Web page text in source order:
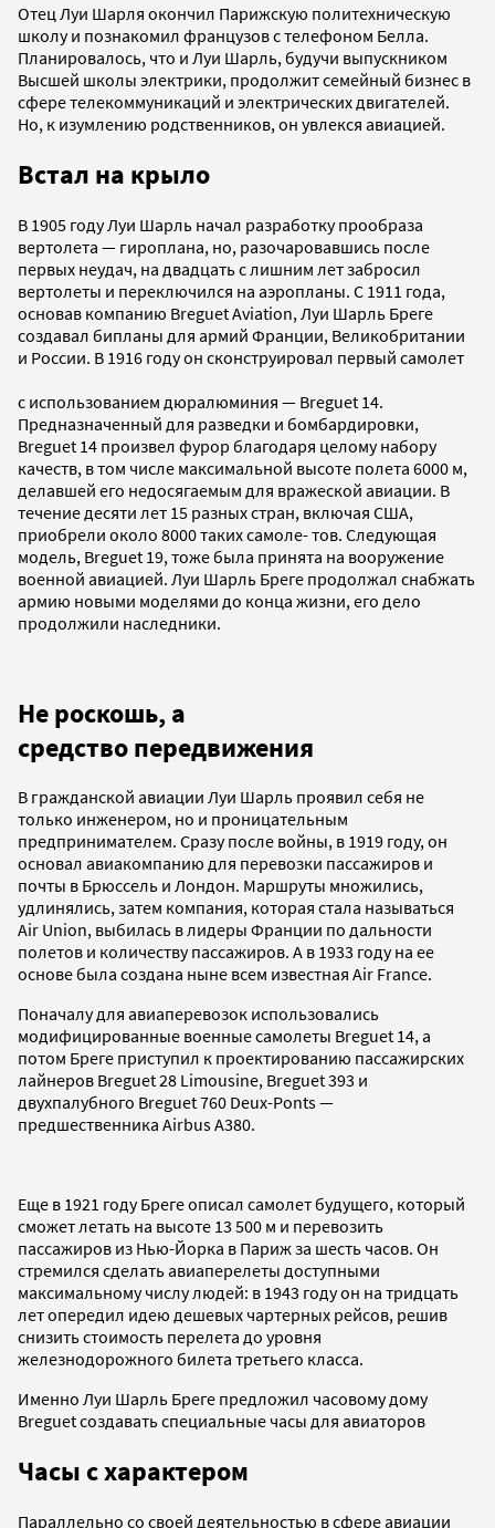
Отец Луи Шарля окончил Парижскую политехническую
школу и познакомил французов с телефоном Белла.
Планировалось, что и Луи Шарль, будучи выпускником
Высшей школы электрики, продолжит семейный бизнес в
сфере телекоммуникаций и электрических двигателей.
Но, к изумлению родственников, он увлекся авиацией.
Встал на крыло
В 1905 году Луи Шарль начал разработку прообраза
вертолета — гироплана, но, разочаровавшись после
первых неудач, на двадцать с лишним лет забросил
вертолеты и переключился на аэропланы. С 1911 года,
основав компанию Breguet Aviation, Луи Шарль Бреге
создавал бипланы для армий Франции, Великобритании
и России. В 1916 году он сконструировал первый самолет
с использованием дюралюминия — Breguet 14.
Предназначенный для разведки и бомбардировки,
Breguet 14 произвел фурор благодаря целому набору
качеств, в том числе максимальной высоте полета 6000 м,
делавшей его недосягаемым для вражеской авиации. В
течение десяти лет 15 разных стран, включая США,
приобрели около 8000 таких самоле- тов. Следующая
модель, Breguet 19, тоже была принята на вооружение
военной авиацией. Луи Шарль Бреге продолжал снабжать
армию новыми моделями до конца жизни, его дело
продолжили наследники.
Не роскошь, а
средство передвижения
В гражданской авиации Луи Шарль проявил себя не
только инженером, но и проницательным
предпринимателем. Сразу после войны, в 1919 году, он
основал авиакомпанию для перевозки пассажиров и
почты в Брюссель и Лондон. Маршруты множились,
удлинялись, затем компания, которая стала называться
Air Union, выбилась в лидеры Франции по дальности
полетов и количеству пассажиров. А в 1933 году на ее
основе была создана ныне всем известная Air France.
Поначалу для авиаперевозок использовались
модифицированные военные самолеты Breguet 14, а
потом Бреге приступил к проектированию пассажирских
лайнеров Breguet 28 Limousine, Breguet 393 и
двухпалубного Breguet 760 Deux-Ponts —
предшественника Airbus A380.
Еще в 1921 году Бреге описал самолет будущего, который
сможет летать на высоте 13 500 м и перевозить
пассажиров из Нью-Йорка в Париж за шесть часов. Он
стремился сделать авиаперелеты доступными
максимальному числу людей: в 1943 году он на тридцать
лет опередил идею дешевых чартерных рейсов, решив
снизить стоимость перелета до уровня
железнодорожного билета третьего класса.
Именно Луи Шарль Бреге предложил часовому дому
Breguet создавать специальные часы для авиаторов
Часы с характером
Параллельно со своей деятельностью в сфере авиации